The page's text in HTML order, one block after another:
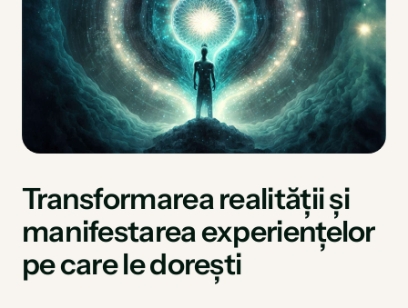
Transformarea realității și
manifestarea experiențelor
pe care le dorești